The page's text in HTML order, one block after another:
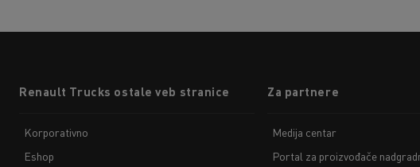
menuRenault Trucks ostale veb stranice
Korporativno
Eshop
Za partnere
Medija centar
Portal za proizvođače